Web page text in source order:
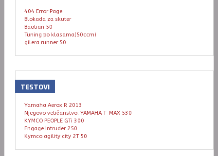
404 Error Page
Blokada za skuter
Baotian 50
Tuning po klasama(50ccm)
gilera runner 50
TESTOVI
Yamaha Aerox R 2013
Njegovo veličanstvo: YAMAHA T-MAX 530
KYMCO PEOPLE GTi 300
Engage Intruder 250
Kymco agility city 2T 50